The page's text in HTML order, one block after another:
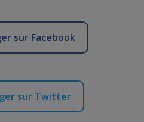
sur Facebook
sur Twitter